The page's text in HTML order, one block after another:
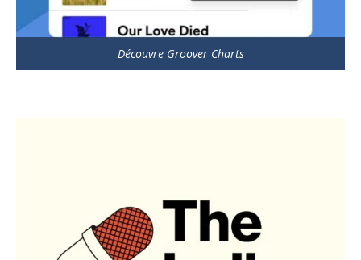
Découvre Groover Charts